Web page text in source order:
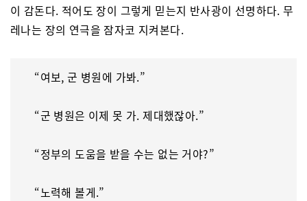
이 감돈다. 적어도 장이 그렇게 믿는지 반사광이 선명하다. 무
레나는 장의 연극을 잠자코 지켜본다.
“여보, 군 병원에 가봐.”
“군 병원은 이제 못 가. 제대했잖아.”
“정부의 도움을 받을 수는 없는 거야?”
“노력해 볼게.”